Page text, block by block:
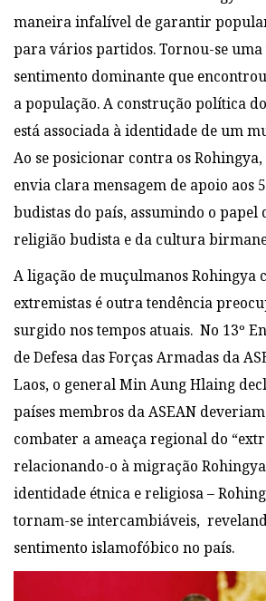
maneira infalível de garantir
para vários partidos. Tornou-se
sentimento dominante que
a população. A construção política
está associada à identidade de um
Ao se posicionar contra os
envia clara mensagem de apoio aos
budistas do país, assumindo o papel
religião budista e da cultura
A ligação de muçulmanos Rohingya
extremistas é outra tendência
surgido nos tempos atuais. No 13º
de Defesa das Forças Armadas da
Laos, o general Min Aung Hlaing
países membros da ASEAN
combater a ameaça regional do
relacionando-o à migração
identidade étnica e religiosa –
tornam-se intercambiáveis,
sentimento islamofóbico no país.